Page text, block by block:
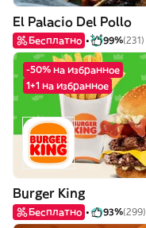
El Palacio Del Pollo
Бесплатно 99%(231)
-50% на избранное
1+1 на избранное
Burger King
Бесплатно 93%(299)